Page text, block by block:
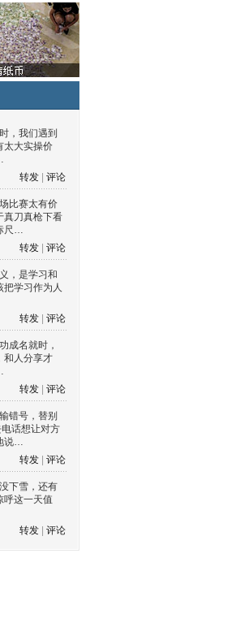
，我们遇到
太大实操价
转发
评论
比赛太有价
真刀真枪下看
尺…
转发
评论
，是学习和
把学习作为人
转发
评论
成名就时，
和人分享才
转发
评论
错号，替别
话想让对方
说…
转发
评论
下雪，还有
呼这一天值
转发
评论